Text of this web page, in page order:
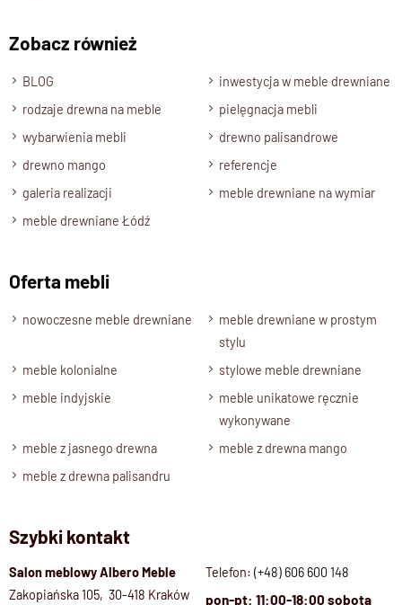
Zobacz również
BLOG
inwestycja w meble drewniane
rodzaje drewna na meble
pielęgnacja mebli
wybarwienia mebli
drewno palisandrowe
drewno mango
referencje
galeria realizacji
meble drewniane na wymiar
meble drewniane Łódź
Oferta mebli
nowoczesne meble drewniane
meble drewniane w prostym
stylu
meble kolonialne
stylowe meble drewniane
meble indyjskie
meble unikatowe ręcznie
wykonywane
meble z jasnego drewna
meble z drewna mango
meble z drewna palisandru
Szybki kontakt
Salon meblowy Albero Meble
Zakopiańska 105, 30-418 Kraków
Telefon: (+48) 606 600 148
pon-pt: 11:00-18:00 sobota